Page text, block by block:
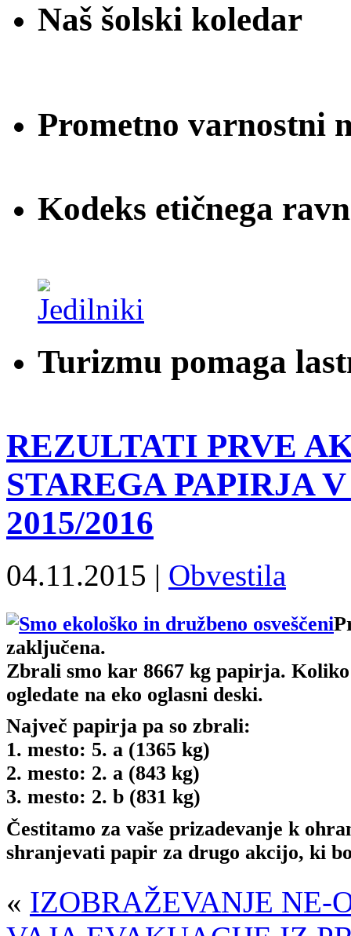
Naš šolski koledar
Prometno varnostni
Kodeks etičnega
Turizmu pomaga
REZULTATI PRVE
STAREGA PAPIRJA
2015/2016
04.11.2015 | Obvestila
zaključena.
Zbrali smo kar 8667 kg papirja.
ogledate na eko oglasni deski.
Največ papirja pa so zbrali:
1. mesto: 5. a (1365 kg)
2. mesto: 2. a (843 kg)
3. mesto: 2. b (831 kg)
Čestitamo za vaše prizadevanje k
shranjevati papir za drugo akcijo, ki
« IZOBRAŽEVANJE NE-